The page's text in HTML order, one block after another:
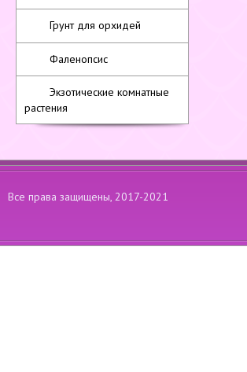
Грунт для орхидей
Фаленопсис
Экзотические комнатные
растения
Все права защищены, 2017-2021